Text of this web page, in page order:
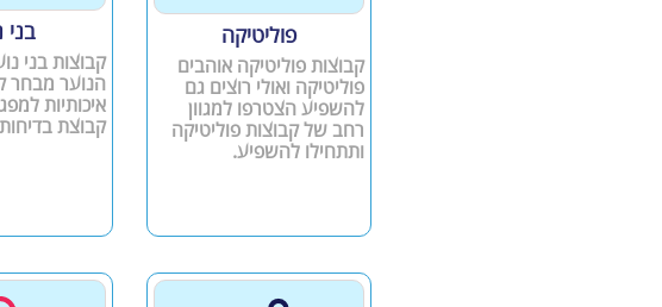
פוליטיקה
קבוצות פוליטיקה אוהבים
פוליטיקה ואולי רוצים גם
להשפיע הצטרפו למגוון
רחב של קבוצות פוליטיקה
ותתחילו להשפיע.
בני
קבוצות בני
הנוער מבחר
איכותיות
קבוצת